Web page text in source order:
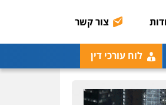
צור קשר
לוח עורכי דין
איהאב ג'לג'ולי
מעצרים וחקירות
דין לענייני אסירים